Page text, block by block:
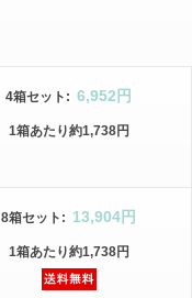
4箱セット : 6,952円
1箱あたり約1,738円
8箱セット : 13,904円
1箱あたり約1,738円